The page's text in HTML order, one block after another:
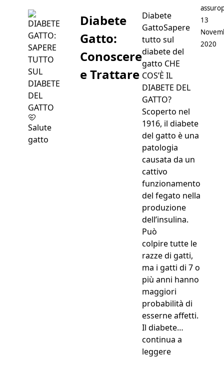
Salute
gatto
Diabete
Gatto:
Conoscere
e Trattare
Diabete
GattoSapere
tutto sul
diabete del
gatto CHE
COS’È IL
DIABETE DEL
GATTO?
Scoperto nel
1916, il diabete
del gatto è una
patologia
causata da un
cattivo
funzionamento
del fegato nella
produzione
dell’insulina.
Può
colpire tutte le
razze di gatti,
ma i gatti di 7 o
più anni hanno
maggiori
probabilità di
esserne affetti.
Il diabete…
continua a
leggere“Diabete
13
2020